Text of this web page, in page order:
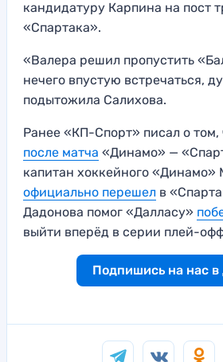
кандидатуру Карпина на пост
«Спартака».
«Валера решил пропустить
нечего впустую встречаться,
подытожила Салихова.
Ранее «КП-Спорт» писал о том,
после матча «Динамо» —
капитан хоккейного «Динамо»
официально перешел в
Дадонова помог «Далласу»
выйти вперёд в серии плей-
Подпишись на нас в